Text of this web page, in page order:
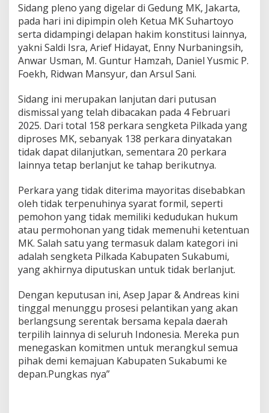
S
u
k
b
u
m
F
e
b
r
u
a
r
i
,
2
0
2
5
Sidang pleno yang digelar di Gedung MK, Jakarta,
pada hari ini dipimpin oleh Ketua MK Suhartoyo
serta didampingi delapan hakim konstitusi lainnya,
yakni Saldi Isra, Arief Hidayat, Enny Nurbaningsih,
Anwar Usman, M. Guntur Hamzah, Daniel Yusmic P.
Foekh, Ridwan Mansyur, dan Arsul Sani.
Sidang ini merupakan lanjutan dari putusan
dismissal yang telah dibacakan pada 4 Februari
2025. Dari total 158 perkara sengketa Pilkada yang
diproses MK, sebanyak 138 perkara dinyatakan
tidak dapat dilanjutkan, sementara 20 perkara
lainnya tetap berlanjut ke tahap berikutnya.
Perkara yang tidak diterima mayoritas disebabkan
oleh tidak terpenuhinya syarat formil, seperti
pemohon yang tidak memiliki kedudukan hukum
atau permohonan yang tidak memenuhi ketentuan
MK. Salah satu yang termasuk dalam kategori ini
adalah sengketa Pilkada Kabupaten Sukabumi,
yang akhirnya diputuskan untuk tidak berlanjut.
Dengan keputusan ini, Asep Japar & Andreas kini
tinggal menunggu prosesi pelantikan yang akan
berlangsung serentak bersama kepala daerah
terpilih lainnya di seluruh Indonesia. Mereka pun
menegaskan komitmen untuk merangkul semua
pihak demi kemajuan Kabupaten Sukabumi ke
depan.Pungkas nya”